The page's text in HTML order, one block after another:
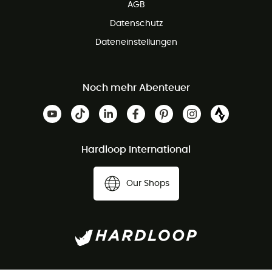
AGB
Datenschutz
Dateneinstellungen
Noch mehr Abenteuer
Hardloop International
Our Shops